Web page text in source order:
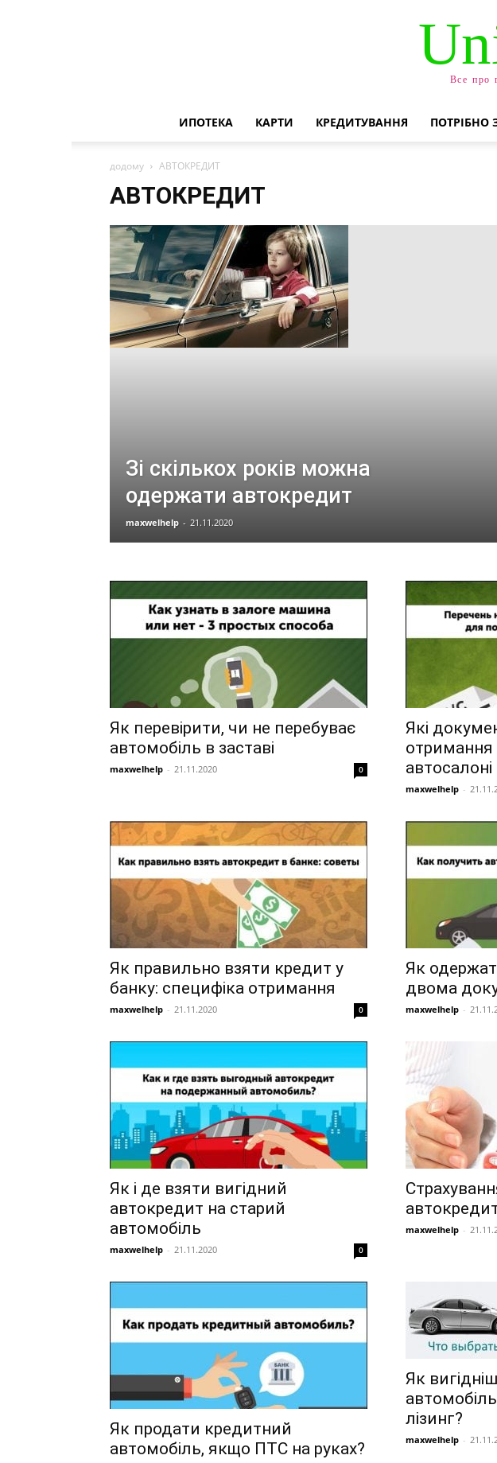
Все про
ИПОТЕКА КАРТИ КРЕДИТУВАННЯ ПОТРІБНО
додому АВТОКРЕДИТ
АВТОКРЕДИТ
Зі скількох років можна
одержати автокредит
maxwelhelp - 21.11.2020
Як перевірити, чи не перебуває
автомобіль в заставі
maxwelhelp - 21.11.2020 0
Які
отримання
автосалоні
maxwelhelp -
Як правильно взяти кредит у
банку: специфіка отримання
maxwelhelp - 21.11.2020 0
Як
двома
maxwelhelp -
Як і де взяти вигідний
автокредит на старий
автомобіль
maxwelhelp - 21.11.2020 0
maxwelhelp -
Як продати кредитний
автомобіль, якщо ПТС на руках?
Як
лізинг?
maxwelhelp -